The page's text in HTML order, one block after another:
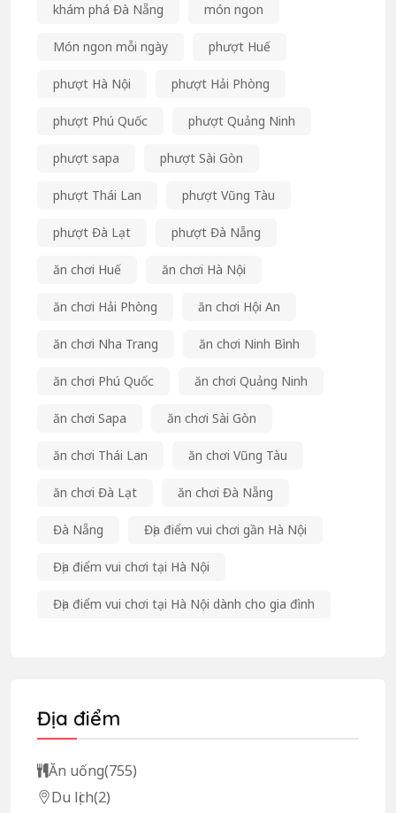
khám phá Đà Nẵng món ngon
Món ngon mỗi ngày phượt Huế
phượt Hà Nội phượt Hải Phòng
phượt Phú Quốc phượt Quảng Ninh
phượt sapa phượt Sài Gòn
phượt Thái Lan phượt Vũng Tàu
phượt Đà Lạt phượt Đà Nẵng
ăn chơi Huế ăn chơi Hà Nội
ăn chơi Hải Phòng ăn chơi Hội An
ăn chơi Nha Trang ăn chơi Ninh Bình
ăn chơi Phú Quốc ăn chơi Quảng Ninh
ăn chơi Sapa ăn chơi Sài Gòn
ăn chơi Thái Lan ăn chơi Vũng Tàu
ăn chơi Đà Lạt ăn chơi Đà Nẵng
Đà Nẵng Địa điểm vui chơi gần Hà Nội
Địa điểm vui chơi tại Hà Nội
Địa điểm vui chơi tại Hà Nội dành cho gia đình
Địa điểm
Ăn uống(755)
Du lịch(2)